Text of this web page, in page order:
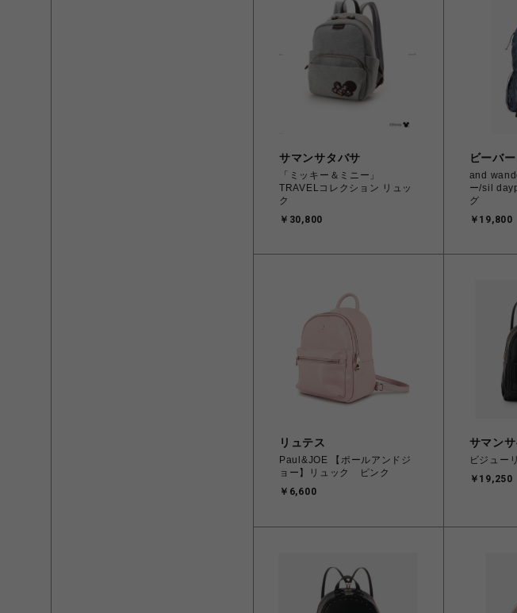
サマンサタバサ
「ミッキー＆ミニー」
TRAVELコレクション リュッ
ク
￥30,800
ビーバー
and
ー/sil
グ
￥19,800
リュテス
Paul&JOE 【ポールアンドジ
ョー】リュック ピンク
￥6,600
サマン
ビジュー
￥19,250